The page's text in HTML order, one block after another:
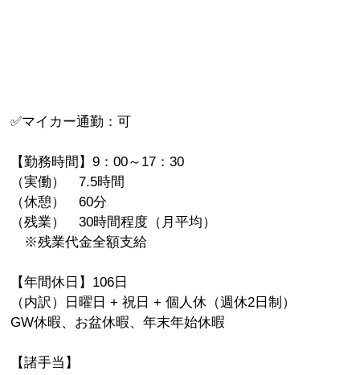
✅マイカー通勤：可
【勤務時間】9：00～17：30
（実働） 7.5時間
（休憩） 60分
（残業） 30時間程度（月平均）
※残業代金全額支給
【年間休日】106日
（内訳）日曜日 + 祝日 + 個人休（週休2日制）
GW休暇、お盆休暇、年末年始休暇
【諸手当】